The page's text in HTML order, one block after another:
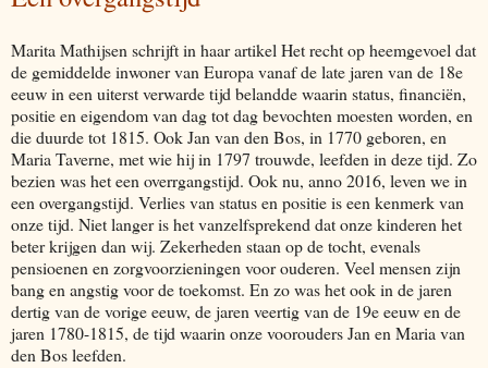
Marita Mathijsen schrijft in haar artikel Het recht op heemgevoel dat
de gemiddelde inwoner van Europa vanaf de late jaren van de 18e
eeuw in een uiterst verwarde tijd belandde waarin status, financiën,
positie en eigendom van dag tot dag bevochten moesten worden, en
die duurde tot 1815. Ook Jan van den Bos, in 1770 geboren, en
Maria Taverne, met wie hij in 1797 trouwde, leefden in deze tijd. Zo
bezien was het een overrgangstijd. Ook nu, anno 2016, leven we in
een overgangstijd. Verlies van status en positie is een kenmerk van
onze tijd. Niet langer is het vanzelfsprekend dat onze kinderen het
beter krijgen dan wij. Zekerheden staan op de tocht, evenals
pensioenen en zorgvoorzieningen voor ouderen. Veel mensen zijn
bang en angstig voor de toekomst. En zo was het ook in de jaren
dertig van de vorige eeuw, de jaren veertig van de 19e eeuw en de
jaren 1780-1815, de tijd waarin onze voorouders Jan en Maria van
den Bos leefden.